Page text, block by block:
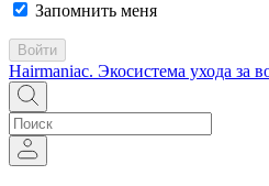
Запомнить меня
Войти
Hairmaniac. Экосистема ухода за